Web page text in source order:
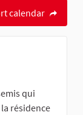
calendar
qui
résidence